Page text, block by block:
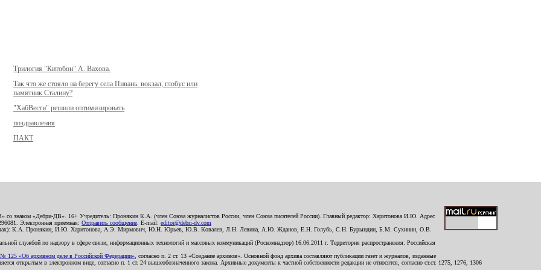
Трилогия "Китобои" А. Вахова.
Так что же стояло на берегу села Пивань: вокзал, глобус или
памятник Сталину?
"ХабВести" решили оптимизировать
поздравления
ПАКТ
со знаком «Дебри-ДВ». 16+ Учредитель: Пронякин К.А. (член Союза журналистов России, член Союза писателей России). Главный редактор: Харитонова И.Ю. Адрес
Электронная приемная: Отправить сообщение . E-mail: editor@debri-dv.com
началах): К.А. Пронякин, И.Ю. Харитонова, А.Э. Мирмович, Ю.Н. Юрьев, Ю.В. Ковалев, Л.Н. Левина, А.Ю. Жданов, Е.Н. Голубь, С.Н. Бурындин, Б.М. Сухинин, О.В.
службой по надзору в сфере связи, информационных технологий и массовых коммуникаций (Роскомнадзор) 16.06.2011 г. Территория распространения: Российская
125 «Об архивном деле в Российской Федерации» , согласно п. 2 ст. 13 «Создание архивов». Основной фонд архива составляют публикации газет и журналов, изданные
открытым в электронном виде, согласно п. 1 ст. 24 вышеобозначенного закона. Архивные документы к частной собственности редакции не относятся, согласно ст.ст. 1275, 1276, 1306